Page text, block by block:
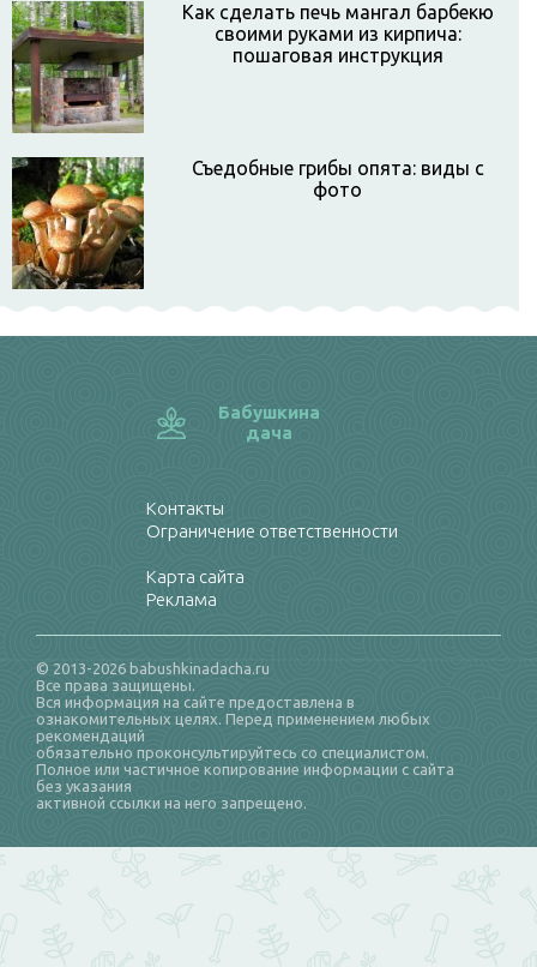
Как сделать печь мангал барбекю
своими руками из кирпича:
пошаговая инструкция
Съедобные грибы опята: виды с
фото
Бабушкина
дача
Контакты
Ограничение ответственности
Карта сайта
Реклама
© 2013-2026 babushkinadacha.ru
Все права защищены.
Вся информация на сайте предоставлена в
ознакомительных целях. Перед применением любых
рекомендаций
обязательно проконсультируйтесь со специалистом.
Полное или частичное копирование информации с сайта
без указания
активной ссылки на него запрещено.